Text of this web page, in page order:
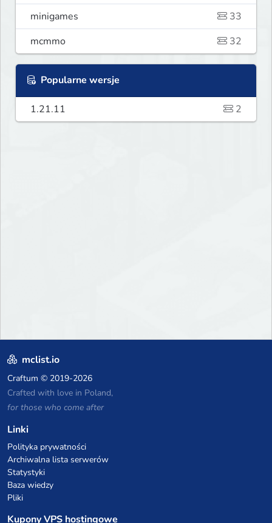
minigames
33
mcmmo
32
Popularne wersje
1.21.11 2
mclist.io
Craftum © 2019-2026
Crafted with love in Poland,
for those who come after
Linki
Polityka prywatności
Archiwalna lista serwerów
Statystyki
Baza wiedzy
Pliki
Kupony VPS hostingowe